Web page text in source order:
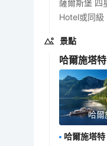
薩爾斯堡 四
Hotel或同級
景點
哈爾施塔特
哈爾
哈爾施塔特